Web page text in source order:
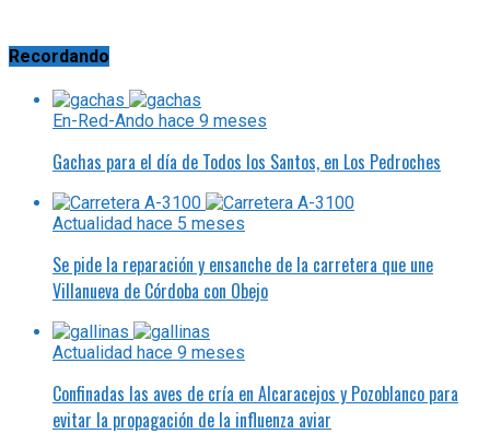
Recordando
En-Red-Ando hace 9 meses
Gachas para el día de Todos los Santos, en Los Pedroches
Actualidad hace 5 meses
Se pide la reparación y ensanche de la carretera que une
Villanueva de Córdoba con Obejo
Actualidad hace 9 meses
Confinadas las aves de cría en Alcaracejos y Pozoblanco para
evitar la propagación de la influenza aviar